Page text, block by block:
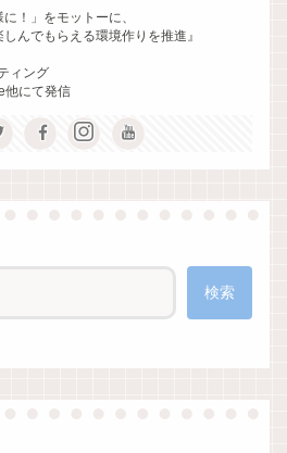
！」をモットーに、
んでもらえる環境作りを推進』
ィング
他にて発信
検索